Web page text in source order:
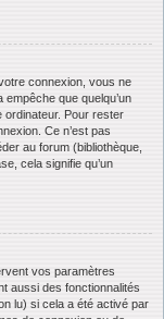
connexion, vous ne
que quelqu’un
ordinateur. Pour rester
Ce n’est pas
au forum (bibliothèque,
cela signifie qu’un
vos paramètres
aussi des fonctionnalités
lu) si cela a été activé par